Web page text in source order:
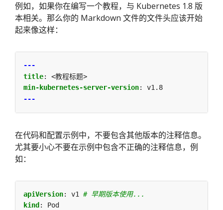
例如，如果你在编写一个教程，与 Kubernetes 1.8 版
本相关。那么你的 Markdown 文件的文件头应该开始
起来像这样：
---
title:
<教程标题>
min-kubernetes-server-version:
v1.8
---
在代码和配置示例中，不要包含其他版本的注释信息。
尤其要小心不要在示例中包含不正确的注释信息，例
如：
apiVersion: v1
# 早期版本使用...
kind :
Pod